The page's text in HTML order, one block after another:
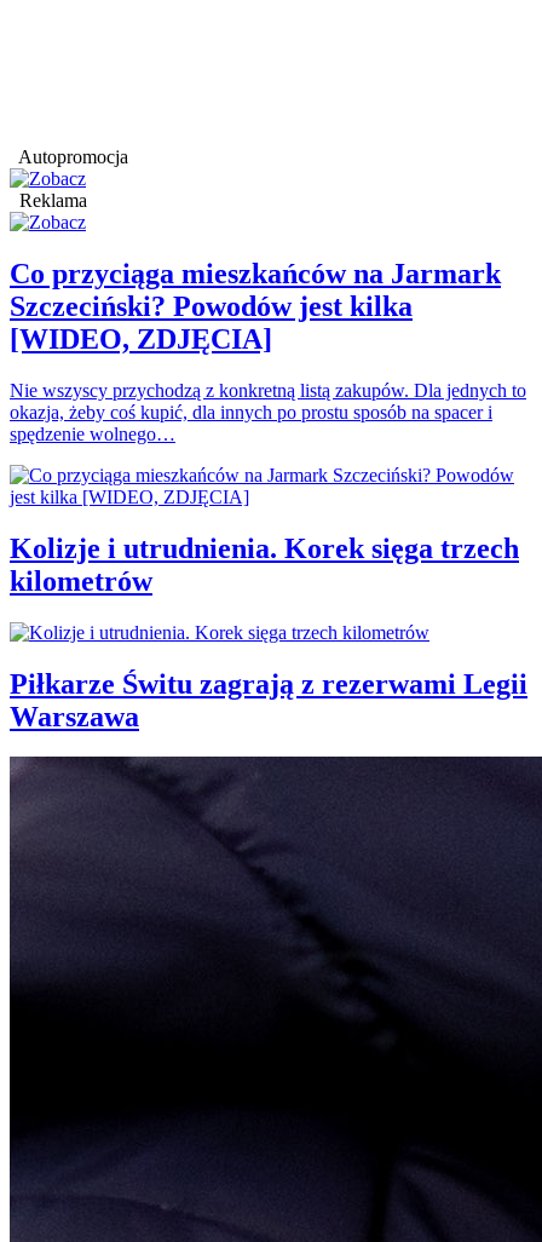
Autopromocja
Reklama
Co przyciąga mieszkańców na Jarmark
Szczeciński? Powodów jest kilka
[WIDEO, ZDJĘCIA]
Nie wszyscy przychodzą z konkretną listą zakupów. Dla jednych to
okazja, żeby coś kupić, dla innych po prostu sposób na spacer i
spędzenie wolnego…
Kolizje i utrudnienia. Korek sięga trzech
kilometrów
Piłkarze Świtu zagrają z rezerwami Legii
Warszawa